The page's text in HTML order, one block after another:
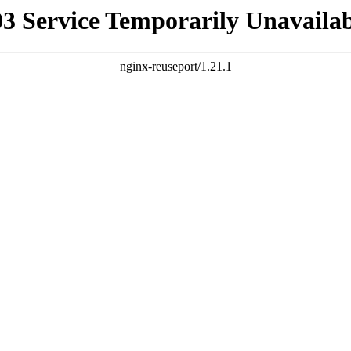
Service Temporarily
nginx-reuseport/1.21.1